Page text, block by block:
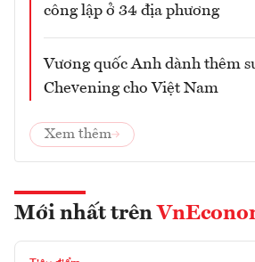
công lập ở 34 địa phương
Vương quốc Anh dành thêm
Chevening cho Việt Nam
Xem thêm
Mới nhất trên